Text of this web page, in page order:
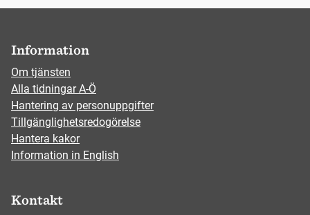
Information
Om tjänsten
Alla tidningar A-Ö
Hantering av personuppgifter
Tillgänglighetsredogörelse
Hantera kakor
Information in English
Kontakt